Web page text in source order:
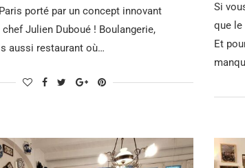
porté par un concept innovant
Julien Duboué ! Boulangerie,
aussi restaurant où…
Si
que le
Et